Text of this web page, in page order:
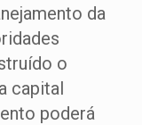
da
o
capital
poderá